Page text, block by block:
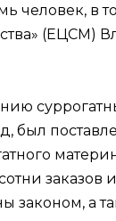
человек, в
(ЕЦСМ)
был
заказов
законом, а